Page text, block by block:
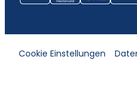
Cookie Einstellungen